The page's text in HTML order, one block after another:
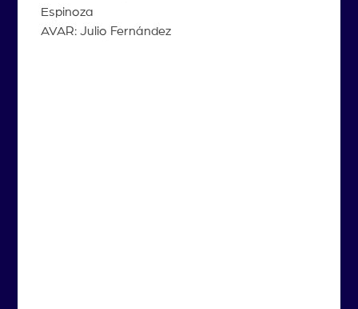
Espinoza
AVAR: Julio Fernández